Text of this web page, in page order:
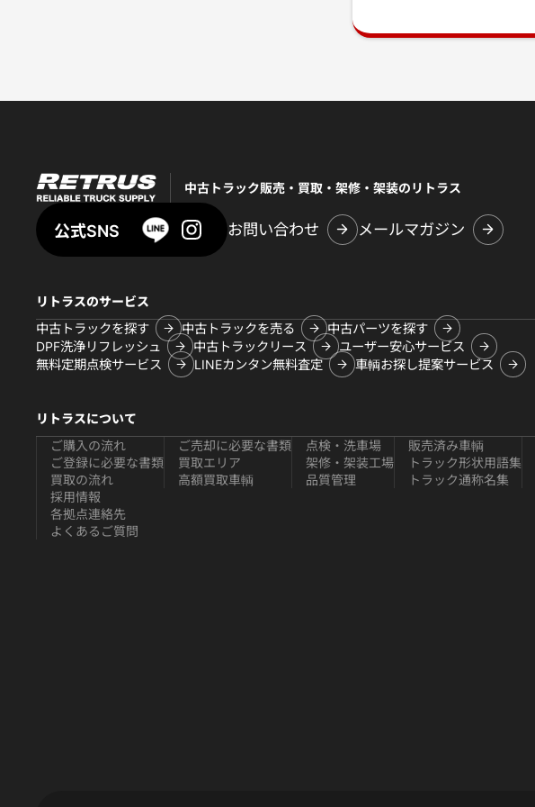
中古トラック販売・買取・架修・架装のリトラス
公式SNS お問い合わせ メールマガジン
リトラスのサービス
中古トラックを探す
中古トラックを売る
中古パーツを探す
DPF洗浄リフレッシュ
中古トラックリース
ユーザー安心サービス
無料定期点検サービス
LINEカンタン無料査定 車輌お探し提案サービス
リトラスについて
ご購入の流れ
ご登録に必要な書類
買取の流れ
ご売却に必要な書類
買取エリア
高額買取車輌
点検・洗車場
架修・架装工場
品質管理
販売済み車輌
トラック形状用語集
トラック通称名集
採用情報
各拠点連絡先
よくあるご質問